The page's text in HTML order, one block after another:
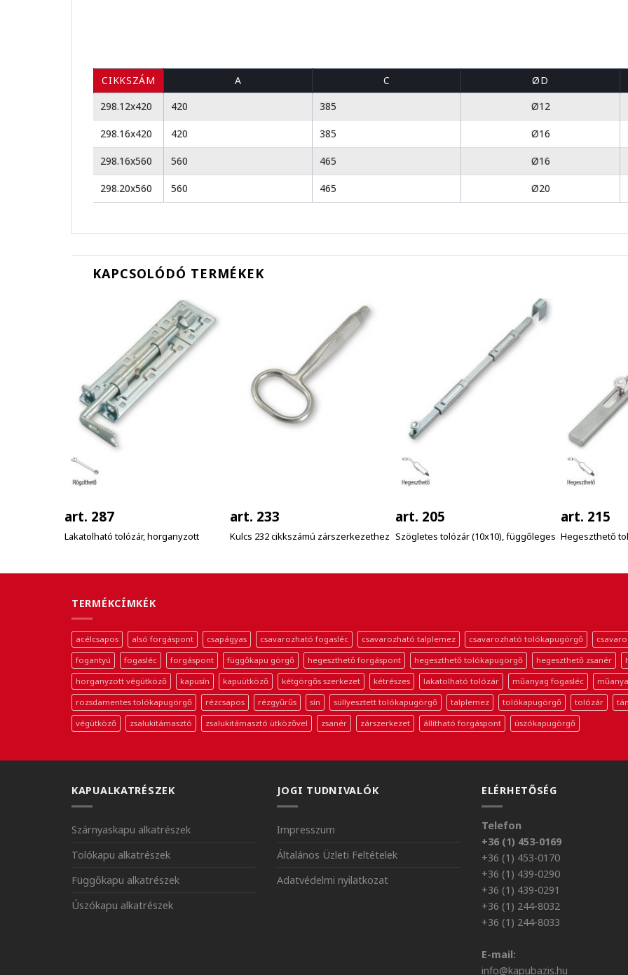
CIKKSZÁM A C ØD
298.12x420
420 385 Ø12
298.16x420 420 385 Ø16
298.16x560 560 465 Ø16
298.20x560 560 465 Ø20
KAPCSOLÓDÓ TERMÉKEK
art. 287
Lakatolható tolózár, horganyzott
art. 233
Kulcs 232 cikkszámú zárszerkezethez
art. 205
Szögletes tolózár (10x10), függőleges
art. 215
Hegeszthető
TERMÉKCÍMKÉK
acélcsapos alsó forgáspont csapágyas csavarozható fogasléc csavarozható talplemez csavarozható tolókapugörgő
fogantyú
fogasléc forgáspont függőkapu görgő hegeszthető forgáspont hegeszthető tolókapugörgő hegeszthető zsanér
horganyzott végütköző
kapusín kapuütköző kétgörgős szerkezet kétrészes lakatolható tolózár műanyag fogasléc
rozsdamentes tolókapugörgő
rézcsapos rézgyűrűs sín süllyesztett tolókapugörgő talplemez tolókapugörgő tolózár
végütköző
zsalukitámasztó zsalukitámasztó ütközővel zsanér zárszerkezet állítható forgáspont úszókapugörgő
KAPUALKATRÉSZEK
Szárnyaskapu alkatrészek
Tolókapu alkatrészek
Függőkapu alkatrészek
Úszókapu alkatrészek
JOGI TUDNIVALÓK
Impresszum
Általános Üzleti Feltételek
Adatvédelmi nyilatkozat
ELÉRHETŐSÉG
Telefon
+36 (1) 453-0169
+36 (1) 453-0170
+36 (1) 439-0290
+36 (1) 439-0291
+36 (1) 244-8032
+36 (1) 244-8033
E-mail:
info@kapubazis.hu